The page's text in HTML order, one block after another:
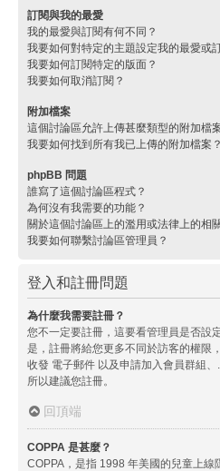
訂閱與我的最愛
我的最愛與訂閱有何不同？
我要如何對特定的主題設定我的最愛或
我要如何訂閱特定的版面？
我要如何取消訂閱？
附加檔案
這個討論區允許上傳甚麼類型的附加檔
我要如何找到所有我已上傳的附加檔案？
phpBB 問題
誰寫了這個討論區程式？
為何沒有我需要的功能？
關於這個討論區上的濫用或法律上的相
我要如何聯繫討論區管理員？
登入和註冊問題
為什麼我需要註冊？
您不一定要註冊，這要看管理員是否設
是，註冊將給您更多不同於訪客的權限
收發 電子郵件 以及申請加入會員群組
所以建議您註冊。
回頂端
COPPA 是甚麼？
COPPA，是指 1998 年美國的兒童上